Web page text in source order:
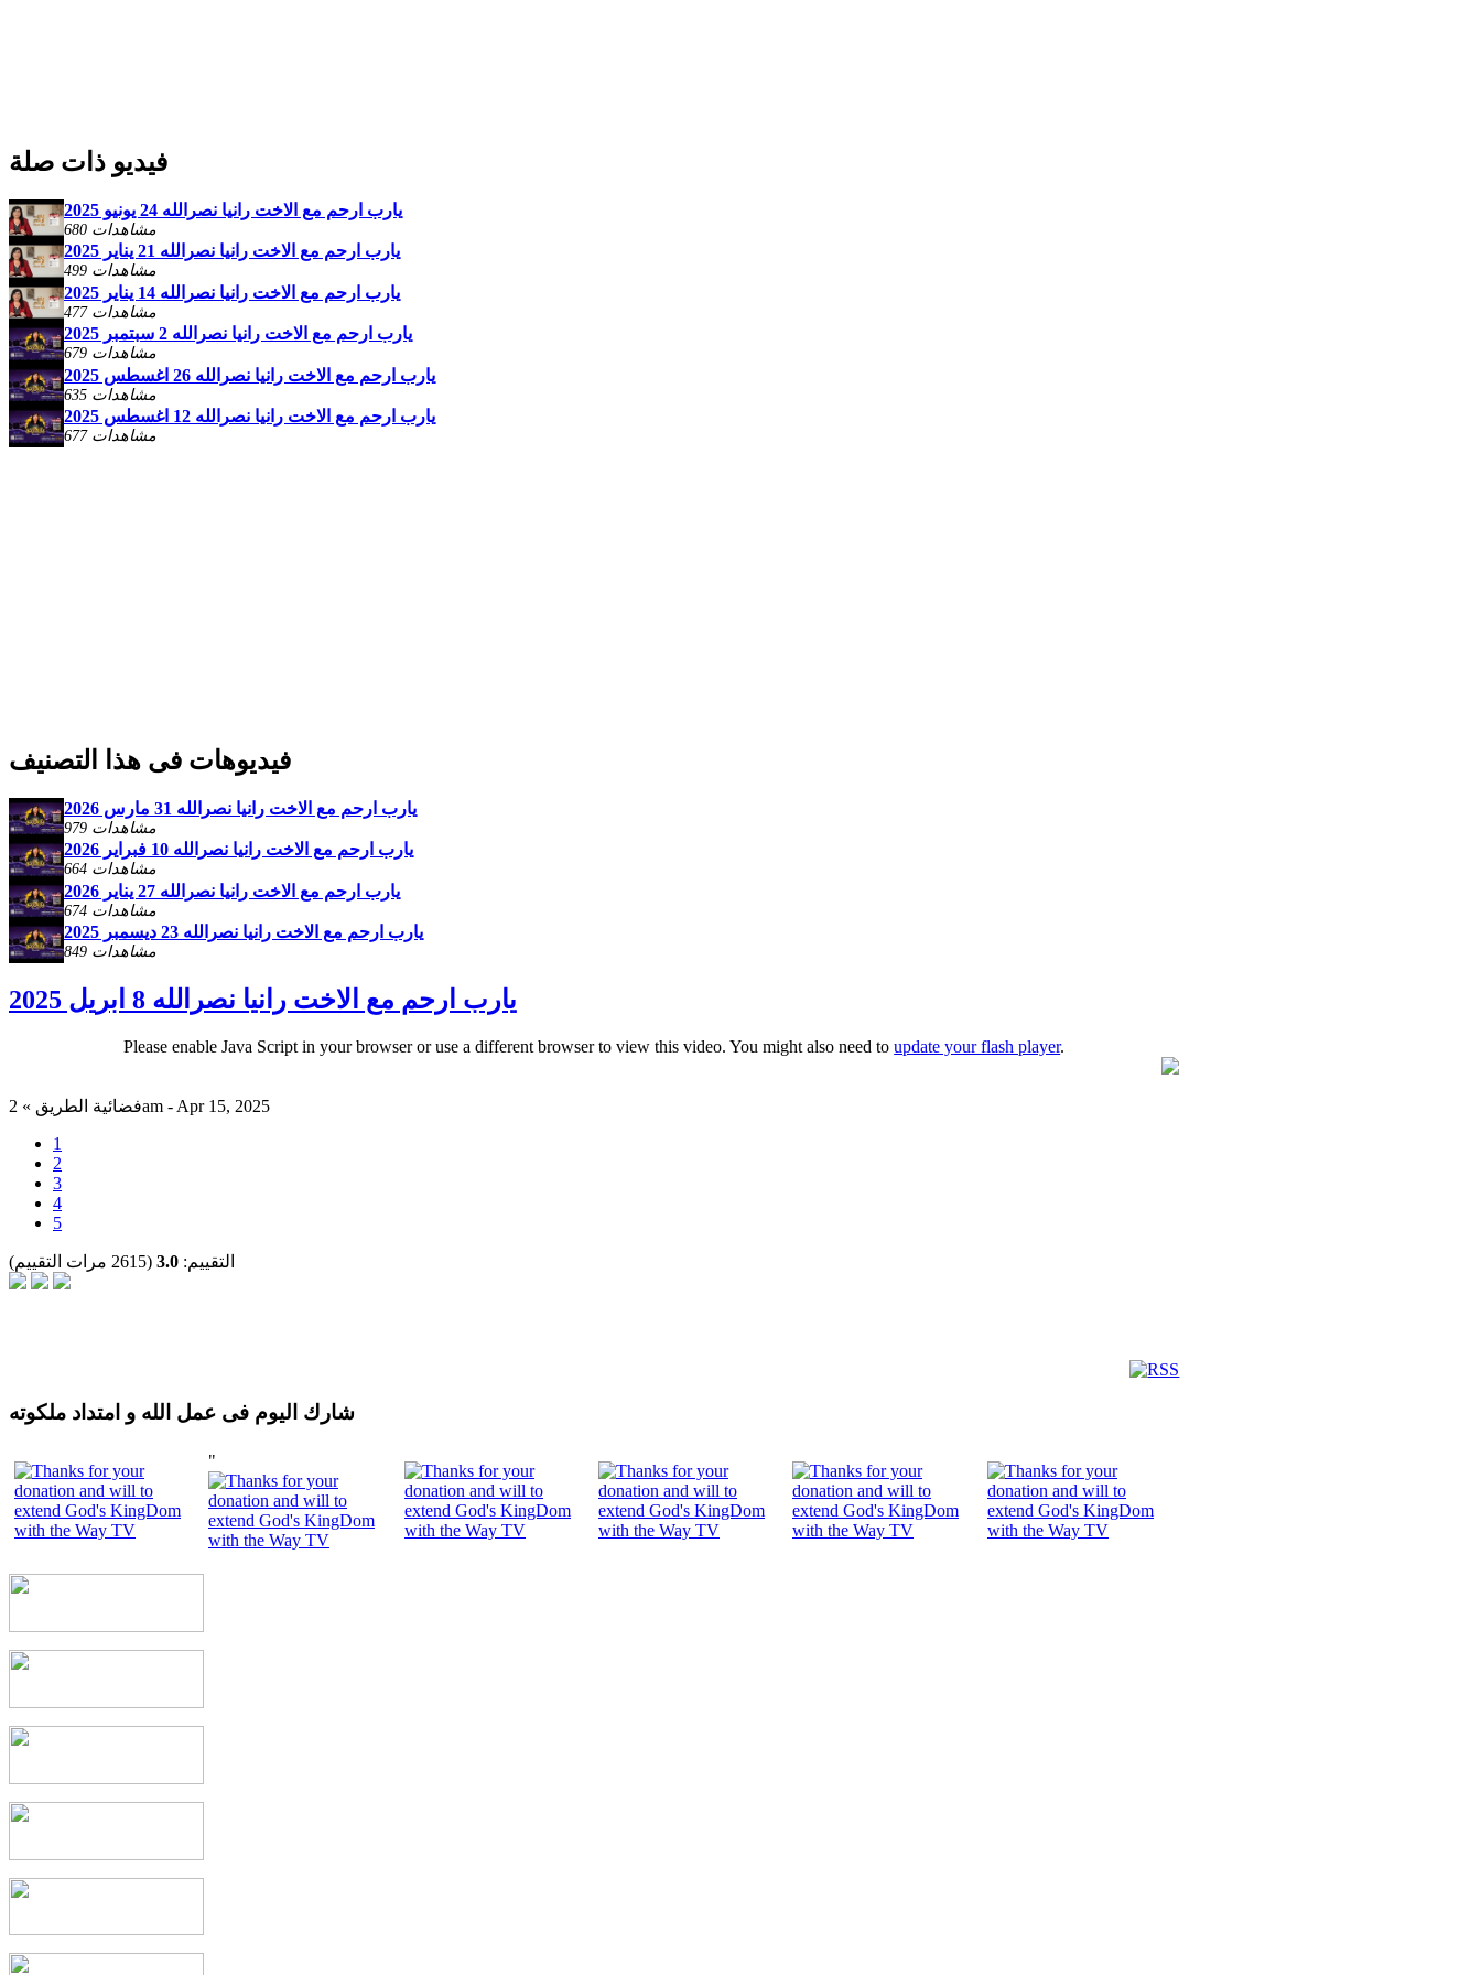
فيديو ذات صلة
يارب ارحم مع الاخت رانيا نصرالله 24 يونيو 2025
680 مشاهدات
يارب ارحم مع الاخت رانيا نصرالله 21 يناير 2025
499 مشاهدات
يارب ارحم مع الاخت رانيا نصرالله 14 يناير 2025
477 مشاهدات
يارب ارحم مع الاخت رانيا نصرالله 2 سبتمبر 2025
679 مشاهدات
يارب ارحم مع الاخت رانيا نصرالله 26 اغسطس 2025
635 مشاهدات
يارب ارحم مع الاخت رانيا نصرالله 12 اغسطس 2025
677 مشاهدات
فيديوهات فى هذا التصنيف
يارب ارحم مع الاخت رانيا نصرالله 31 مارس 2026
979 مشاهدات
يارب ارحم مع الاخت رانيا نصرالله 10 فبراير 2026
664 مشاهدات
يارب ارحم مع الاخت رانيا نصرالله 27 يناير 2026
674 مشاهدات
يارب ارحم مع الاخت رانيا نصرالله 23 ديسمبر 2025
849 مشاهدات
يارب ارحم مع الاخت رانيا نصرالله 8 ابريل 2025
Please enable Java Script in your browser or use a different browser to view this video. You might also need toupdate your flash player.
فضائية الطريق » 2am - Apr 15, 2025
1
2
3
4
5
التقييم: 3.0 (2615 مرات التقييم)
شارك اليوم فى عمل الله و امتداد ملكوته
"